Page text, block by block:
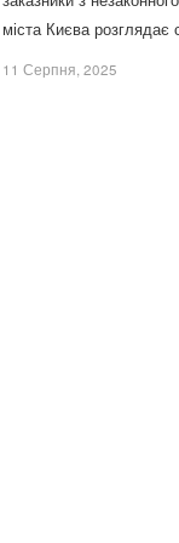
міста Києва
11 Серпня, 2025